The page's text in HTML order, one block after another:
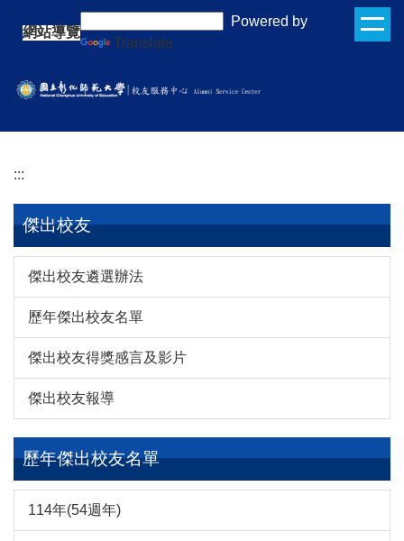
要
內
網站導覽
Powered by
Translate
:::
傑出校友
傑出校友遴選辦法
歷年傑出校友名單
傑出校友得獎感言及影片
傑出校友報導
歷年傑出校友名單
114年(54週年)